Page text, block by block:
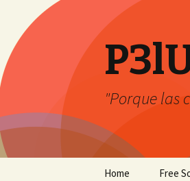
"Porque las
Home Free